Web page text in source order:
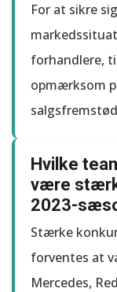
For at sikre
forhandlere,
opmærksom
Hvilke
være
2023-
Stærke
forventes at
Mercedes,